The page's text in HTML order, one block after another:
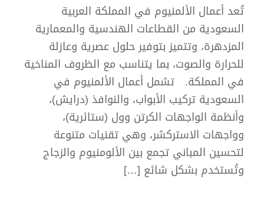
تُعد أعمال الألمنيوم في المملكة العربية
السعودية من القطاعات الهندسية والمعمارية
المزدهرة، وتتميز بتوفير حلول عصرية وعازلة
للحرارة والصوت، بما يتناسب مع الظروف المناخية
في المملكة. تشمل أعمال الألمنيوم في
السعودية تركيب الأبواب، والنوافذ (درايش)،
وأنظمة الواجهات الكرتن وول (ستائرية)،
وواجهات الاستركشر، وهي تقنيات متنوعة
لتحسين المباني تجمع بين الألومنيوم والزجاج
وتُستخدم بشكل شائع […]